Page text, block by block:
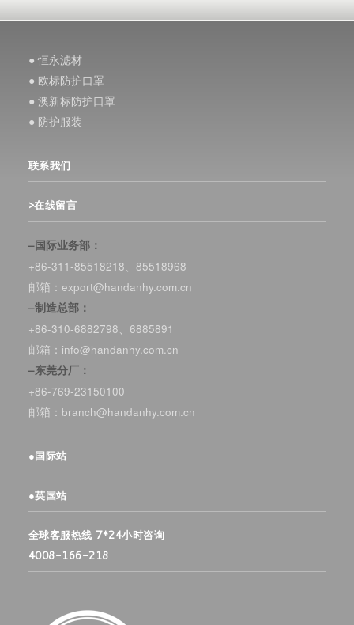
● 恒永滤材
● 欧标防护口罩
● 澳新标防护口罩
● 防护服装
联系我们
>在线留言
–国际业务部：
+86-311-85518218、85518968
邮箱：export@handanhy.com.cn
–制造总部：
+86-310-6882798、6885891
邮箱：info@handanhy.com.cn
–东莞分厂：
+86-769-23150100
邮箱：branch@handanhy.com.cn
●国际站
●英国站
全球客服热线 7*24小时咨询
4008-166-218